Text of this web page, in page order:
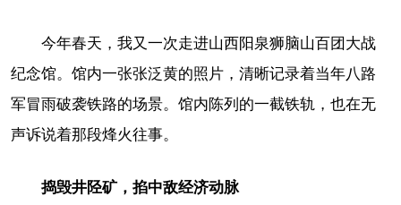
今年春天，我又一次走进山西阳泉狮脑山百团大战
纪念馆。馆内一张张泛黄的照片，清晰记录着当年八路
军冒雨破袭铁路的场景。馆内陈列的一截铁轨，也在无
声诉说着那段烽火往事。
捣毁井陉矿，掐中敌经济动脉